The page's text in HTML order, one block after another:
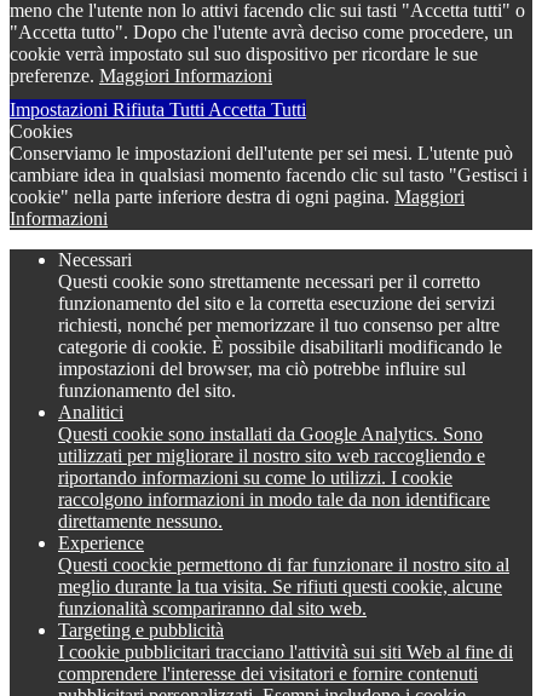
meno che l'utente non lo attivi facendo clic sui tasti "Accetta tutti" o
"Accetta tutto". Dopo che l'utente avrà deciso come procedere, un
cookie verrà impostato sul suo dispositivo per ricordare le sue
preferenze. Maggiori Informazioni
Impostazioni Rifiuta TuttiAccetta Tutti
Cookies
Conserviamo le impostazioni dell'utente per sei mesi. L'utente può
cambiare idea in qualsiasi momento facendo clic sul tasto "Gestisci i
cookie" nella parte inferiore destra di ogni pagina. Maggiori
Informazioni
Necessari
Questi cookie sono strettamente necessari per il corretto
funzionamento del sito e la corretta esecuzione dei servizi
richiesti, nonché per memorizzare il tuo consenso per altre
categorie di cookie. È possibile disabilitarli modificando le
impostazioni del browser, ma ciò potrebbe influire sul
funzionamento del sito.
Analitici
Questi cookie sono installati da Google Analytics. Sono
utilizzati per migliorare il nostro sito web raccogliendo e
riportando informazioni su come lo utilizzi. I cookie
raccolgono informazioni in modo tale da non identificare
direttamente nessuno.
Experience
Questi coockie permettono di far funzionare il nostro sito al
meglio durante la tua visita. Se rifiuti questi cookie, alcune
funzionalità scompariranno dal sito web.
Targeting e pubblicità
I cookie pubblicitari tracciano l'attività sui siti Web al fine di
comprendere l'interesse dei visitatori e fornire contenuti